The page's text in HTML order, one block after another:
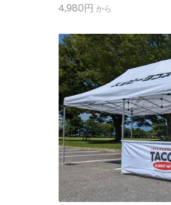
4,980円 から